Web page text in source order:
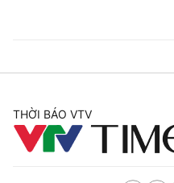
THỜI BÁO VTV